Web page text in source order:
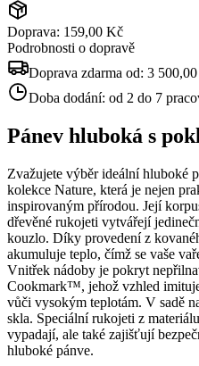
Doprava: 159,00 Kč
Podrobnosti o dopravě
Doprava zdarma od: 3
Doba dodání: od 2 do 7
Pánev hluboká s
Zvažujete výběr ideální hluboké
kolekce Nature, která je nejen
inspirovaným přírodou. Její
dřevěné rukojeti vytvářejí
kouzlo. Díky provedení z
akumuluje teplo, čímž se vaše
Vnitřek nádoby je pokryt
Cookmark™, jehož vzhled
vůči vysokým teplotám. V sadě
skla. Speciální rukojeti z
vypadají, ale také zajišťují
hluboké pánve.